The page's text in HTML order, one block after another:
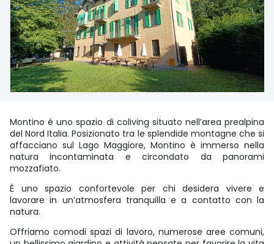
Montino è uno spazio di coliving situato nell’area prealpina
del Nord Italia. Posizionato tra le splendide montagne che si
affacciano sul Lago Maggiore, Montino è immerso nella
natura incontaminata e circondato da panorami
mozzafiato.
È uno spazio confortevole per chi desidera vivere e
lavorare in un’atmosfera tranquilla e a contatto con la
natura.
Offriamo comodi spazi di lavoro, numerose aree comuni,